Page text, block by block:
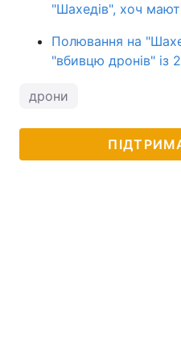
"Шахедів", хоч
Полювання на
"вбивцю дронів"
дрони